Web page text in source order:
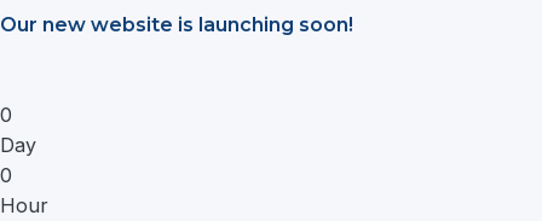
Saltar
Our new website is launching soon!
0
Day
0
Hour